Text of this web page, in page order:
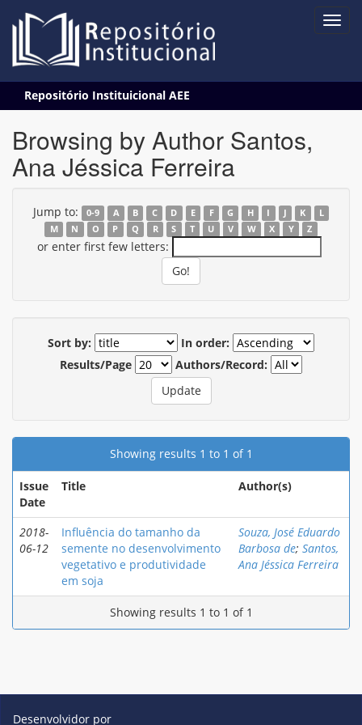
navigation
Repositório Instituicional AEE
Browsing by Author Santos,
Ana Jéssica Ferreira
Jump to: 0-9 A B C D E F G H I J K
L
M
N O P Q R S T U V W X Y Z
or enter first few letters:
Sort by:
In order:
Results/Page
Authors/Record:
Showing results 1 to 1 of 1
Issue
Date
Title Author(s)
2018-
06-12
Influência do tamanho da
semente no desenvolvimento
vegetativo e produtividade
em soja
Souza, José Eduardo
Barbosa de; Santos,
Ana Jéssica Ferreira
Showing results 1 to 1 of 1
Desenvolvidor por